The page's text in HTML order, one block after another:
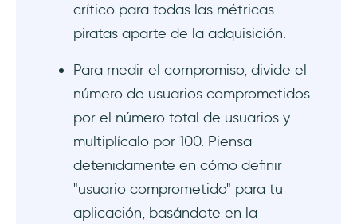
Usersnap
Conclusión
Preguntas Frecuentes
¿Qué se considera compromiso?
¿Cómo puedo hacer que mi aplicación sea
crítico para todas las métricas
piratas aparte de la adquisición.
Para medir el compromiso, divide el
número de usuarios comprometidos
por el número total de usuarios y
multiplícalo por 100. Piensa
detenidamente en cómo definir
"usuario comprometido" para tu
aplicación, basándote en la